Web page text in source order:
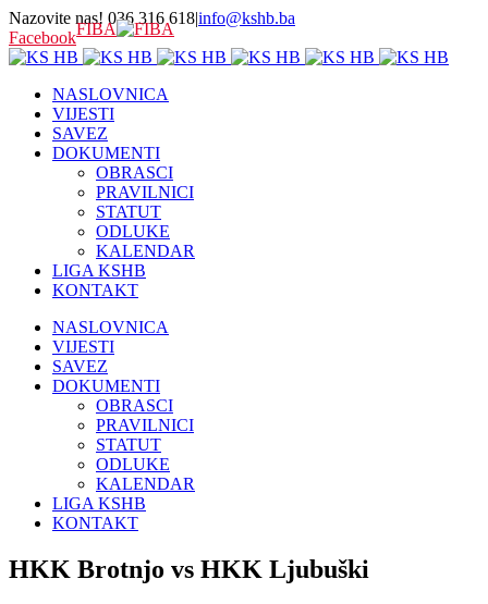
Nazovite nas! 036 316 618|info@kshb.ba
FacebookFIBA
NASLOVNICA
VIJESTI
SAVEZ
DOKUMENTI
OBRASCI
PRAVILNICI
STATUT
ODLUKE
KALENDAR
LIGA KSHB
KONTAKT
NASLOVNICA
VIJESTI
SAVEZ
DOKUMENTI
OBRASCI
PRAVILNICI
STATUT
ODLUKE
KALENDAR
LIGA KSHB
KONTAKT
HKK Brotnjo vs HKK Ljubuški